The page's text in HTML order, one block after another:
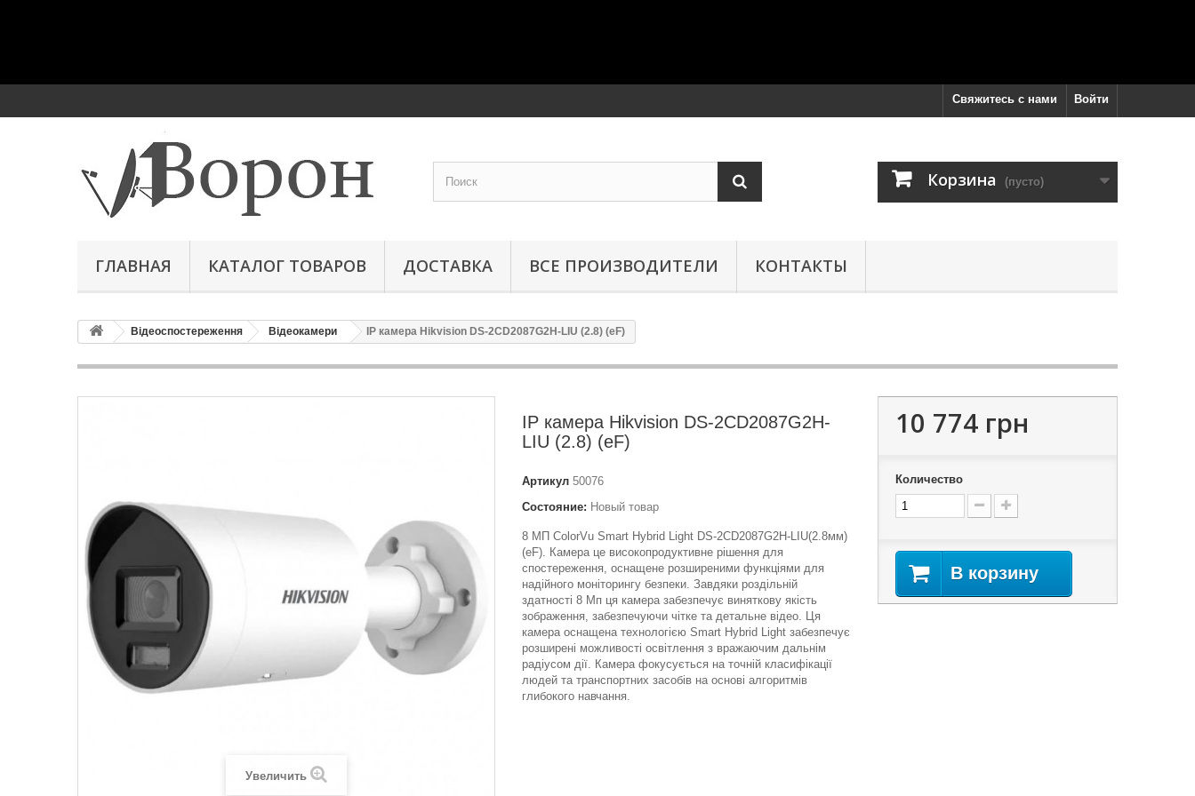
Войти
Свяжитесь с нами
Корзина (пусто)
ГЛАВНАЯ КАТАЛОГ ТОВАРОВ ДОСТАВКА ВСЕ ПРОИЗВОДИТЕЛИ КОНТАКТЫ
Відеоспостереження Відеокамери IP камера Hikvision DS-2CD2087G2H-LIU (2.8) (eF)
Увеличить
IP камера Hikvision DS-2CD2087G2H-
LIU (2.8) (eF)
Артикул 50076
Состояние: Новый товар
8 МП ColorVu Smart Hybrid Light DS-2CD2087G2H-LIU(2.8мм)
(eF). Камера це високопродуктивне рішення для
спостереження, оснащене розширеними функціями для
надійного моніторингу безпеки. Завдяки роздільній
здатності 8 Мп ця камера забезпечує виняткову якість
зображення, забезпечуючи чітке та детальне відео. Ця
камера оснащена технологією Smart Hybrid Light забезпечує
розширені можливості освітлення з вражаючим дальнім
радіусом дії. Камера фокусується на точній класифікації
людей та транспортних засобів на основі алгоритмів
глибокого навчання.
10 774 грн
Количество
В корзину